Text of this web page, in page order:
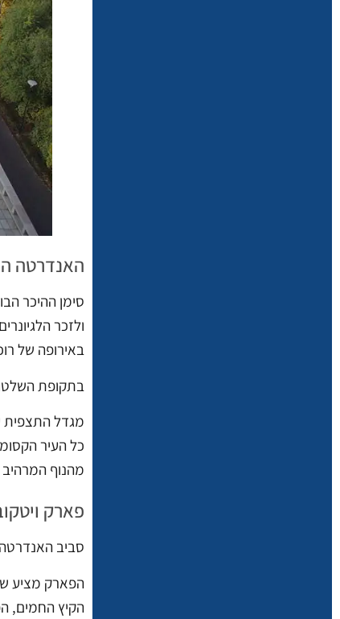
האנדרטה
ולזכר
באירופה של
בתקופת
מהנוף
פארק
סביב
הפארק מציע
הקיץ החמים,